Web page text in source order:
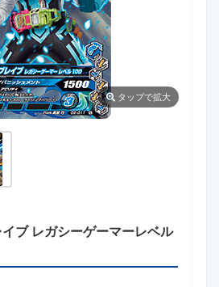
タップで拡大
ブ レガシーゲーマーレベル